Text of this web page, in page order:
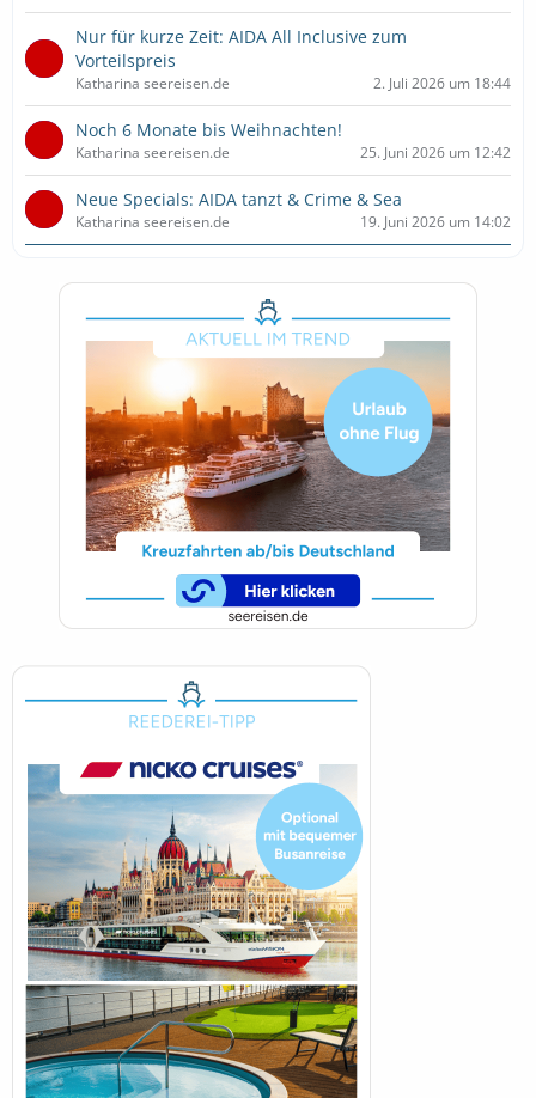
Nur für kurze Zeit: AIDA All Inclusive zum
Vorteilspreis
Katharina seereisen.de 2. Juli 2026 um 18:44
Noch 6 Monate bis Weihnachten!
Katharina seereisen.de 25. Juni 2026 um 12:42
Neue Specials: AIDA tanzt & Crime & Sea
Katharina seereisen.de 19. Juni 2026 um 14:02